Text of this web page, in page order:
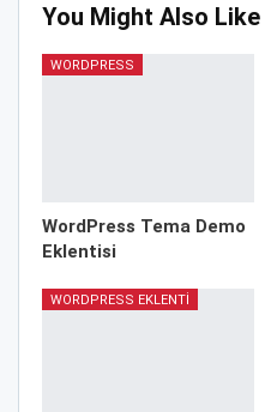
You Might Also Like
WORDPRESS
WordPress Tema Demo
Eklentisi
WORDPRESS EKLENTI